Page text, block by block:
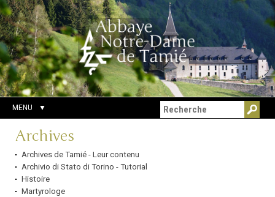
Aller
au
contenu.
|
Aller
à
la
navigation
Outils
personnels
Chercher par
Recherche
avancée…
MENU
Navigation
Archives
Archives de Tamié - Leur contenu
Archivio di Stato di Torino - Tutorial
Histoire
Martyrologe